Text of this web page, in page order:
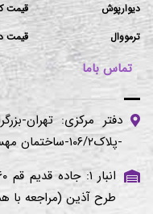
دیوارپوش
ترمووال
قیمت
قیمت
تماس باما
دفتر مرکزی: تهران-
-پلاک۱۰۶/۲-ساختمان مهستان-طبقه۴-واحد ۱۶
طرح آذین (مراجعه با